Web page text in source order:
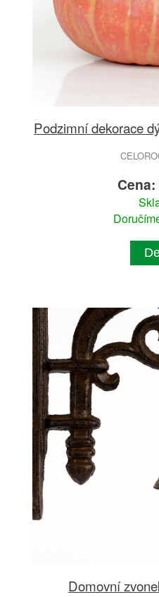
Podzimní dekorace
Domovní